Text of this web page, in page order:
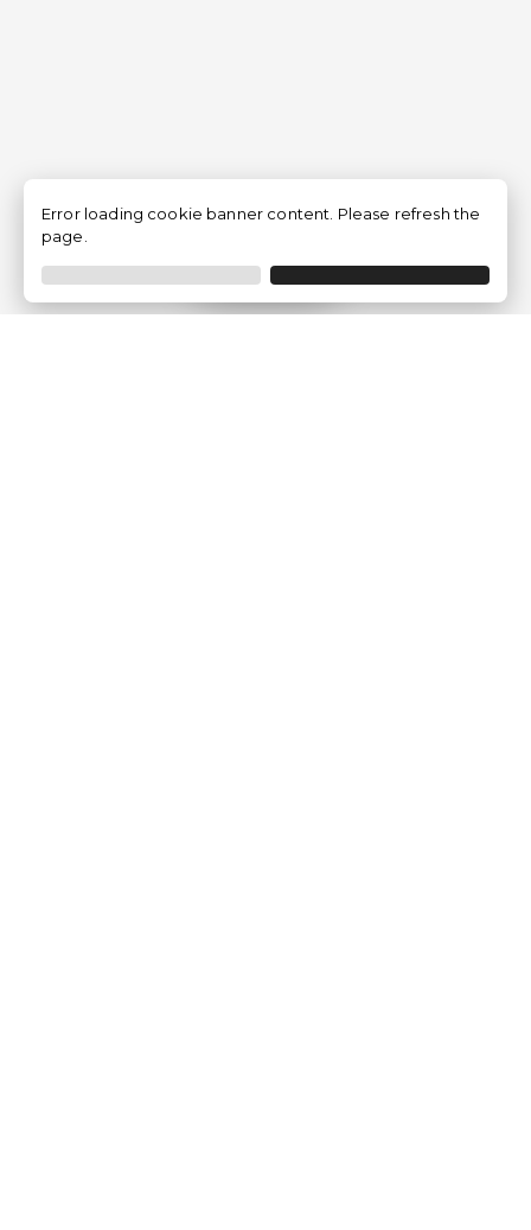
Filtrer
Error loading cookie banner content. Please refresh the
page.